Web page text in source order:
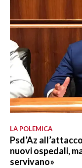
LA POLEMICA
Psd’Az
nuovi ospedali,
servivano»